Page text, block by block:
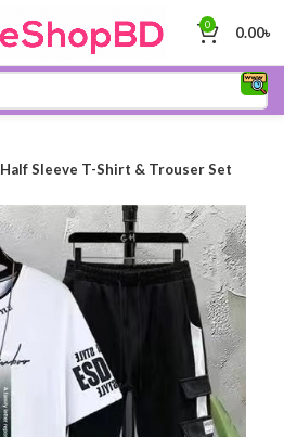
0 0.00৳
Half Sleeve T-Shirt & Trouser Set